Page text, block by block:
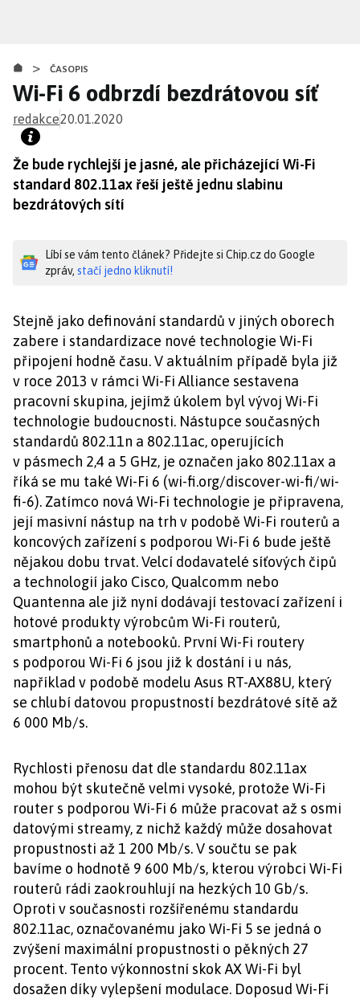
obsahu
> ČASOPIS
Wi-Fi 6 odbrzdí bezdrátovou síť
redakce20.01.2020
Že bude rychlejší je jasné, ale přicházející Wi-Fi
standard 802.11ax řeší ještě jednu slabinu
bezdrátových sítí
Líbí se vám tento článek? Přidejte si Chip.cz do Google
zpráv, stačí jedno kliknutí!
Stejně jako definování standardů v jiných oborech
zabere i standardizace nové technologie Wi-Fi
připojení hodně času. V aktuálním případě byla již
v roce 2013 v rámci Wi-Fi Alliance sestavena
pracovní skupina, jejímž úkolem byl vývoj Wi-Fi
technologie budoucnosti. Nástupce současných
standardů 802.11n a 802.11ac, operujících
v pásmech 2,4 a 5 GHz, je označen jako 802.11ax a
říká se mu také Wi-Fi 6 (wi-fi.org/discover-wi-fi/wi-
fi-6). Zatímco nová Wi-Fi technologie je připravena,
její masivní nástup na trh v podobě Wi-Fi routerů a
koncových zařízení s podporou Wi-Fi 6 bude ještě
nějakou dobu trvat. Velcí dodavatelé síťových čipů
a technologií jako Cisco, Qualcomm nebo
Quantenna ale již nyní dodávají testovací zařízení i
hotové produkty výrobcům Wi-Fi routerů,
smartphonů a notebooků. První Wi-Fi routery
s podporou Wi-Fi 6 jsou již k dostání i u nás,
například v podobě modelu Asus RT-AX88U, který
se chlubí datovou propustností bezdrátové sítě až
6 000 Mb/s.
Rychlosti přenosu dat dle standardu 802.11ax
mohou být skutečně velmi vysoké, protože Wi-Fi
router s podporou Wi-Fi 6 může pracovat až s osmi
datovými streamy, z nichž každý může dosahovat
propustnosti až 1 200 Mb/s. V součtu se pak
bavíme o hodnotě 9 600 Mb/s, kterou výrobci Wi-Fi
routerů rádi zaokrouhlují na hezkých 10 Gb/s.
Oproti v současnosti rozšířenému standardu
802.11ac, označovanému jako Wi-Fi 5 se jedná o
zvýšení maximální propustnosti o pěkných 27
procent. Tento výkonnostní skok AX Wi-Fi byl
dosažen díky vylepšení modulace. Doposud Wi-Fi